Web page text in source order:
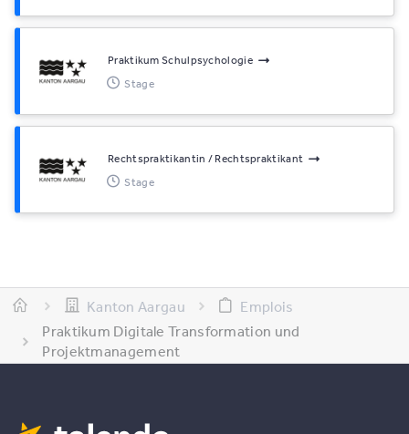
Praktikum Schulpsychologie
Stage
Rechtspraktikantin / Rechtspraktikant
Stage
Kanton Aargau
Emplois
Praktikum Digitale Transformation und
Projektmanagement